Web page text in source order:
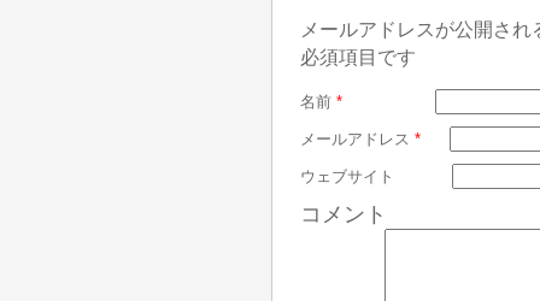
メールアドレスが公開さ
必須項目です
名前 *
メールアドレス *
ウェブサイト
コメント